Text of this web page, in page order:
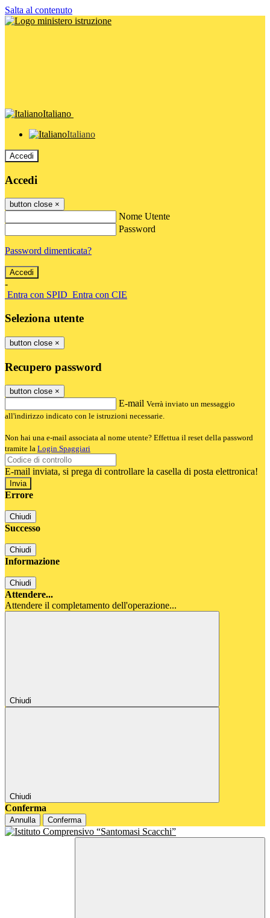
Salta al contenuto
Italiano
Italiano
Accedi
Accedi
button close ×
Nome Utente
Password
Password dimenticata?
-
Entra con SPID Entra con CIE
Seleziona utente
button close ×
Recupero password
button close ×
E-mail Verrà inviato un messaggio
all'indirizzo indicato con le istruzioni necessarie.
Non hai una e-mail associata al nome utente? Effettua il reset della password
tramite la Login Spaggiari
E-mail inviata, si prega di controllare la casella di posta elettronica!
Errore
Chiudi
Successo
Chiudi
Informazione
Chiudi
Attendere...
Attendere il completamento dell'operazione...
Chiudi
Chiudi
Conferma
Annulla Conferma